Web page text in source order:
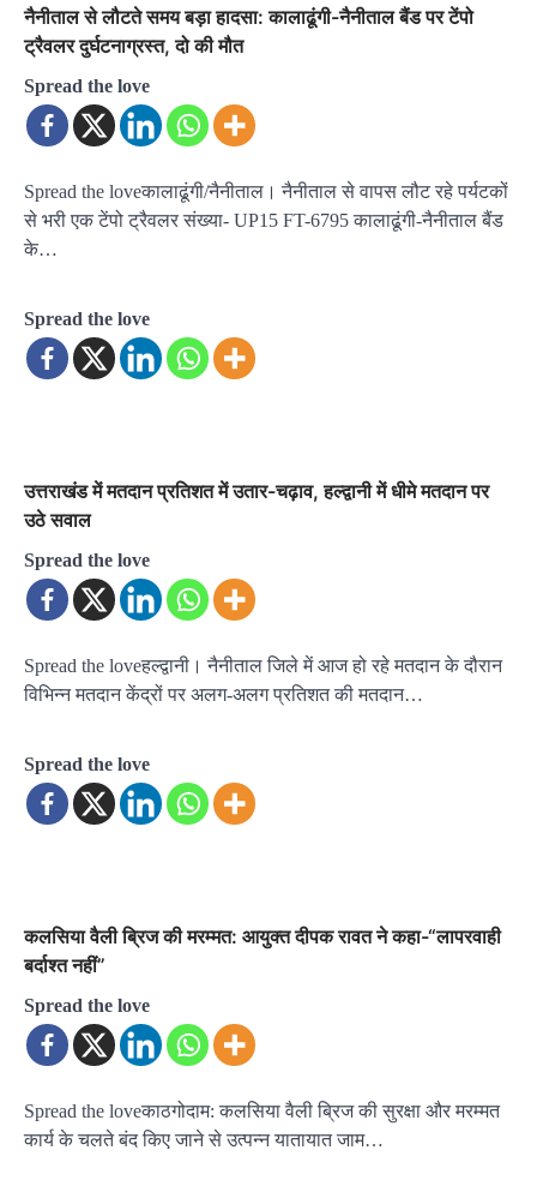
नैनीताल से लौटते समय बड़ा हादसा: कालाढूंगी-नैनीताल बैंड पर टेंपो
ट्रैवलर दुर्घटनाग्रस्त, दो की मौत
Spread the love
Spread the loveकालाढूंगी/नैनीताल। नैनीताल से वापस लौट रहे पर्यटकों
से भरी एक टेंपो ट्रैवलर संख्या- UP15 FT-6795 कालाढूंगी-नैनीताल बैंड
के…
Spread the love
उत्तराखंड में मतदान प्रतिशत में उतार-चढ़ाव, हल्द्वानी में धीमे मतदान पर
उठे सवाल
Spread the love
Spread the loveहल्द्वानी। नैनीताल जिले में आज हो रहे मतदान के दौरान
विभिन्न मतदान केंद्रों पर अलग-अलग प्रतिशत की मतदान…
Spread the love
कलसिया वैली ब्रिज की मरम्मत: आयुक्त दीपक रावत ने कहा-“लापरवाही
बर्दाश्त नहीं”
Spread the love
Spread the loveकाठगोदाम: कलसिया वैली ब्रिज की सुरक्षा और मरम्मत
कार्य के चलते बंद किए जाने से उत्पन्न यातायात जाम…